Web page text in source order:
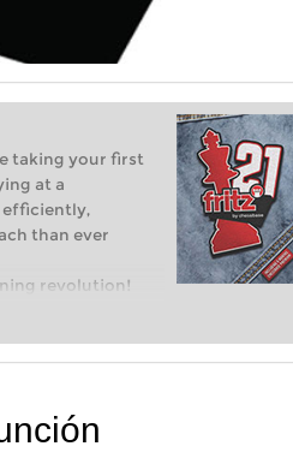
taking your first
at a
efficiently,
than ever
revolution!
of club chess,